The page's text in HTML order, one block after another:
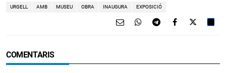
URGELL AMB MUSEU OBRA INAUGURA EXPOSICIÓ
COMENTARIS